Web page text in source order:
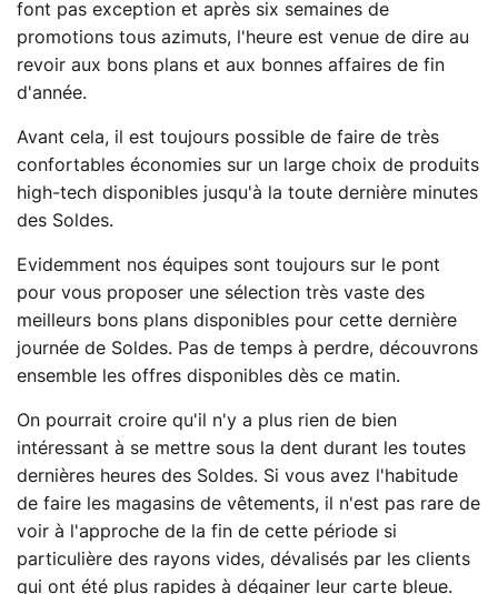
font pas exception et après six semaines de
promotions tous azimuts, l'heure est venue de dire au
revoir aux bons plans et aux bonnes affaires de fin
d'année.
Avant cela, il est toujours possible de faire de très
confortables économies sur un large choix de produits
high-tech disponibles jusqu'à la toute dernière minutes
des Soldes.
Evidemment nos équipes sont toujours sur le pont
pour vous proposer une sélection très vaste des
meilleurs bons plans disponibles pour cette dernière
journée de Soldes. Pas de temps à perdre, découvrons
ensemble les offres disponibles dès ce matin.
On pourrait croire qu'il n'y a plus rien de bien
intéressant à se mettre sous la dent durant les toutes
dernières heures des Soldes. Si vous avez l'habitude
de faire les magasins de vêtements, il n'est pas rare de
voir à l'approche de la fin de cette période si
particulière des rayons vides, dévalisés par les clients
qui ont été plus rapides à dégainer leur carte bleue.